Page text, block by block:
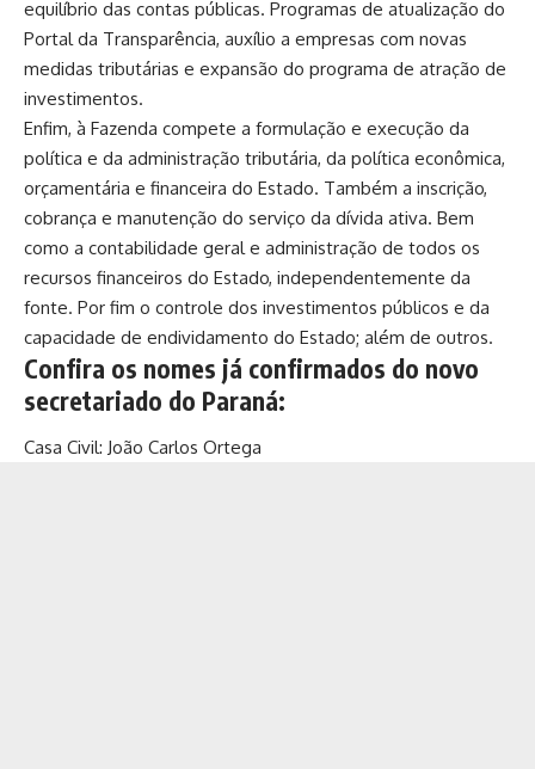
equilíbrio das contas públicas. Programas de atualização do
Portal da Transparência, auxílio a empresas com novas
medidas tributárias e expansão do programa de atração de
investimentos.
Enfim, à Fazenda compete a formulação e execução da
política e da administração tributária, da política econômica,
orçamentária e financeira do Estado. Também a inscrição,
cobrança e manutenção do serviço da dívida ativa. Bem
como a contabilidade geral e administração de todos os
recursos financeiros do Estado, independentemente da
fonte. Por fim o controle dos investimentos públicos e da
capacidade de endividamento do Estado; além de outros.
Confira os nomes já confirmados do novo
secretariado do Paraná:
Casa Civil: João Carlos Ortega